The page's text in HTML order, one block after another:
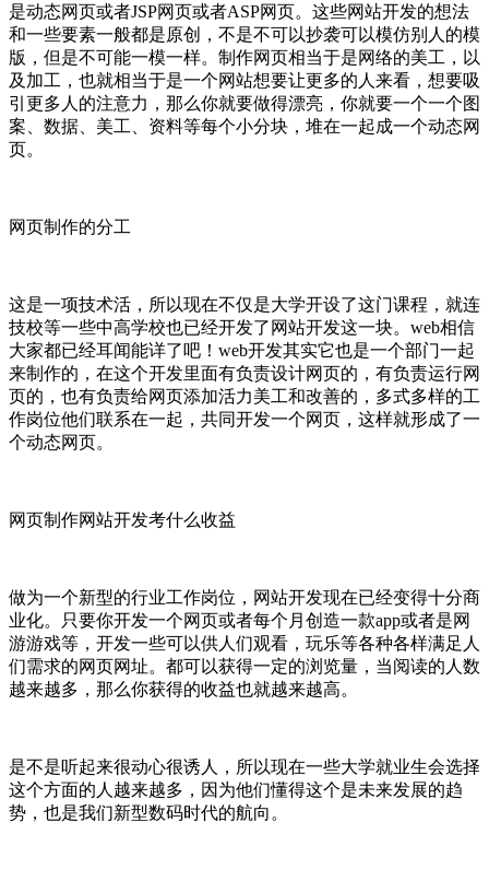
是动态网页或者JSP网页或者ASP网页。这些网站开发的想法
和一些要素一般都是原创，不是不可以抄袭可以模仿别人的模
版，但是不可能一模一样。制作网页相当于是网络的美工，以
及加工，也就相当于是一个网站想要让更多的人来看，想要吸
引更多人的注意力，那么你就要做得漂亮，你就要一个一个图
案、数据、美工、资料等每个小分块，堆在一起成一个动态网
页。
网页制作的分工
这是一项技术活，所以现在不仅是大学开设了这门课程，就连
技校等一些中高学校也已经开发了网站开发这一块。web相信
大家都已经耳闻能详了吧！web开发其实它也是一个部门一起
来制作的，在这个开发里面有负责设计网页的，有负责运行网
页的，也有负责给网页添加活力美工和改善的，多式多样的工
作岗位他们联系在一起，共同开发一个网页，这样就形成了一
个动态网页。
网页制作网站开发考什么收益
做为一个新型的行业工作岗位，网站开发现在已经变得十分商
业化。只要你开发一个网页或者每个月创造一款app或者是网
游游戏等，开发一些可以供人们观看，玩乐等各种各样满足人
们需求的网页网址。都可以获得一定的浏览量，当阅读的人数
越来越多，那么你获得的收益也就越来越高。
是不是听起来很动心很诱人，所以现在一些大学就业生会选择
这个方面的人越来越多，因为他们懂得这个是未来发展的趋
势，也是我们新型数码时代的航向。